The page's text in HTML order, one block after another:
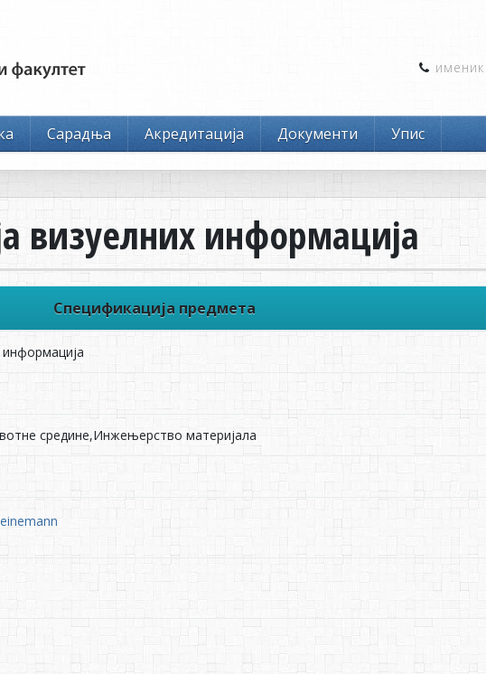
именик
Сарадња Акредитација Документи Упис
визуелних информација
Спецификација предмета
информација
средине,Инжењерство материјала